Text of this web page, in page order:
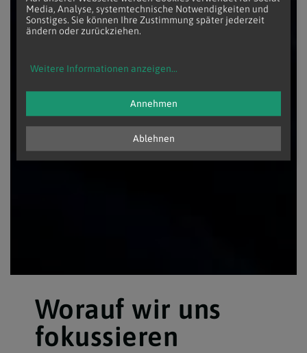
Worauf wir uns
fokussieren
Media, Analyse, systemtechnische Notwendigkeiten und
Sonstiges. Sie können Ihre Zustimmung später jederzeit
ändern oder zurückziehen.
Weitere Informationen anzeigen...
Ablehnen
Annehmen